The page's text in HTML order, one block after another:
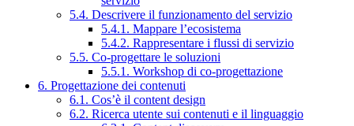
5.4. Descrivere il funzionamento del servizio
5.4.1. Mappare l’ecosistema
5.4.2. Rappresentare i flussi di servizio
5.5. Co-progettare le soluzioni
5.5.1. Workshop di co-progettazione
6. Progettazione dei contenuti
6.1. Cos’è il content design
6.2. Ricerca utente sui contenuti e il linguaggio